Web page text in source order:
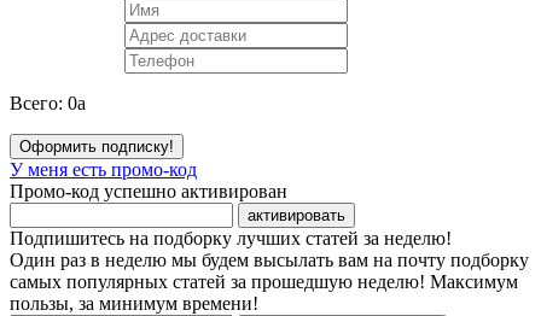
Всего: 0a
Оформить подписку!
У меня есть промо-код
Промо-код успешно активирован
активировать
Подпишитесь на подборку лучших статей за неделю!
Один раз в неделю мы будем высылать вам на почту подборку
самых популярных статей за прошедшую неделю! Максимум
пользы, за минимум времени!